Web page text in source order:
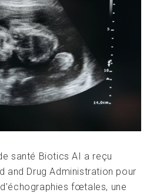
santé Biotics AI a reçu
and Drug Administration pour
fœtales, une